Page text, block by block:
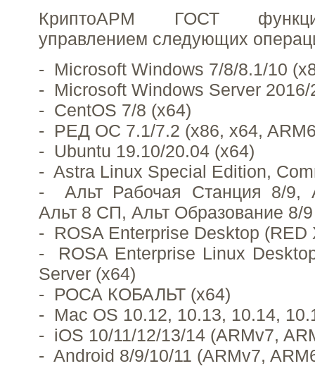
КриптоАРМ ГОСТ
управлением следующих
- Microsoft Windows 7/8/8.1/10
- Microsoft Windows Server 2016/
- CentOS 7/8 (x64)
- РЕД ОС 7.1/7.2 (x86, x64,
- Ubuntu 19.10/20.04 (x64)
- Astra Linux Special Edition,
- Альт Рабочая Станция 8/9,
Альт 8 СП, Альт Образование 8/
- ROSA Enterprise Desktop (RED
- ROSA Enterprise Linux
Server (x64)
- РОСА КОБАЛЬТ (x64)
- Mac OS 10.12, 10.13, 10.14,
- iOS 10/11/12/13/14 (ARMv7,
- Android 8/9/10/11 (ARMv7,